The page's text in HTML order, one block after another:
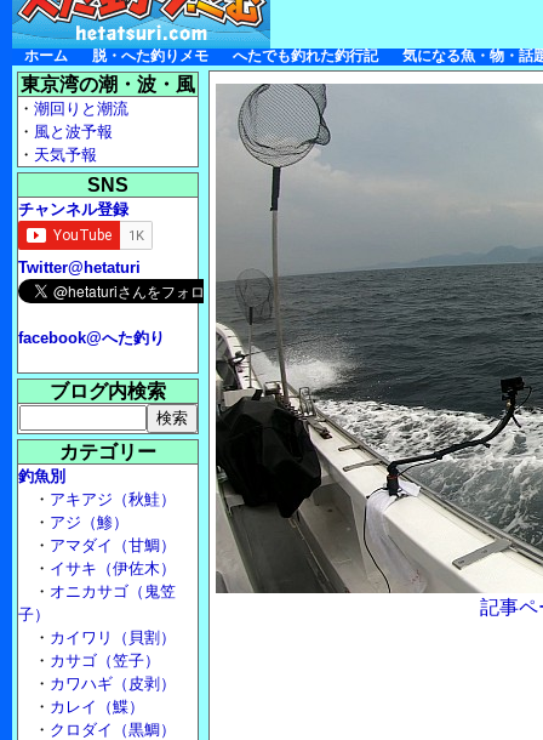
ホーム 脱・へた釣りメモ へたでも釣れた釣行記 気になる魚・物・話
記事ペ
東京湾の潮・波・風
・ 潮回りと潮流
・ 風と波予報
・ 天気予報
SNS
チャンネル登録
Twitter@hetaturi
facebook@へた釣り
ブログ内検索
カテゴリー
釣魚別
・ アキアジ（秋鮭）
・ アジ（鯵）
・ アマダイ（甘鯛）
・ イサキ（伊佐木）
・ オニカサゴ（鬼笠
子）
・ カイワリ（貝割）
・ カサゴ（笠子）
・ カワハギ（皮剥）
・ カレイ（鰈）
・ クロダイ（黒鯛）